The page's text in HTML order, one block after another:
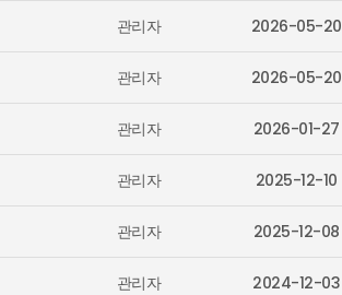
관리자 2026-05-20
관리자 2026-05-20
관리자 2026-01-27
관리자 2025-12-10
관리자 2025-12-08
관리자 2024-12-03